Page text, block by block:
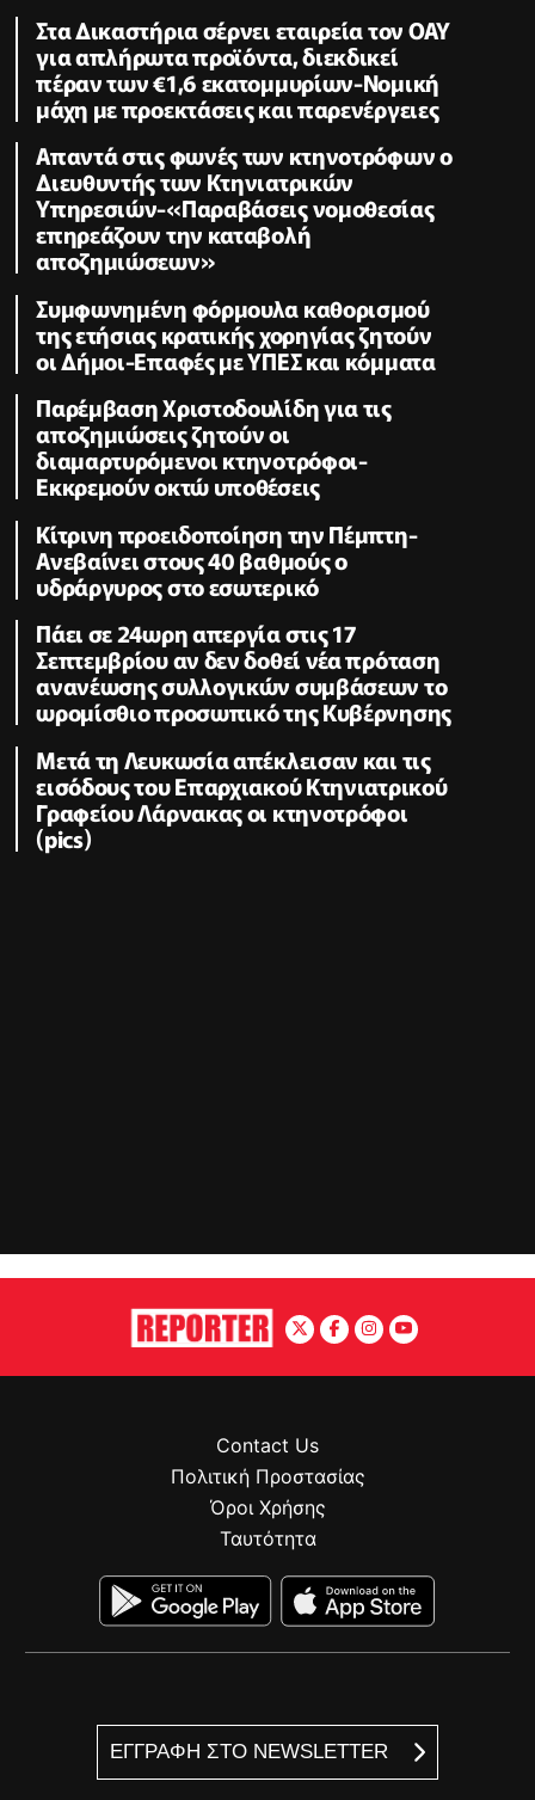
Στα Δικαστήρια σέρνει εταιρεία τον ΟΑΥ
για απλήρωτα προϊόντα, διεκδικεί
πέραν των €1,6 εκατομμυρίων-Νομική
μάχη με προεκτάσεις και παρενέργειες
Απαντά στις φωνές των κτηνοτρόφων ο
Διευθυντής των Κτηνιατρικών
Υπηρεσιών-«Παραβάσεις νομοθεσίας
επηρεάζουν την καταβολή
αποζημιώσεων»
Συμφωνημένη φόρμουλα καθορισμού
της ετήσιας κρατικής χορηγίας ζητούν
οι Δήμοι-Επαφές με ΥΠΕΣ και κόμματα
Παρέμβαση Χριστοδουλίδη για τις
αποζημιώσεις ζητούν οι
διαμαρτυρόμενοι κτηνοτρόφοι-
Εκκρεμούν οκτώ υποθέσεις
Κίτρινη προειδοποίηση την Πέμπτη-
Ανεβαίνει στους 40 βαθμούς ο
υδράργυρος στο εσωτερικό
Πάει σε 24ωρη απεργία στις 17
Σεπτεμβρίου αν δεν δοθεί νέα πρόταση
ανανέωσης συλλογικών συμβάσεων το
ωρομίσθιο προσωπικό της Κυβέρνησης
Μετά τη Λευκωσία απέκλεισαν και τις
εισόδους του Επαρχιακού Κτηνιατρικού
Γραφείου Λάρνακας οι κτηνοτρόφοι
(pics)
ΕΓΓΡΑΦΗ ΣΤΟ NEWSLETTER
Contact Us
Πολιτική Προστασίας
Όροι Χρήσης
Ταυτότητα